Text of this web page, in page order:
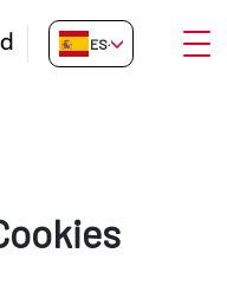
ES-ES Abrir